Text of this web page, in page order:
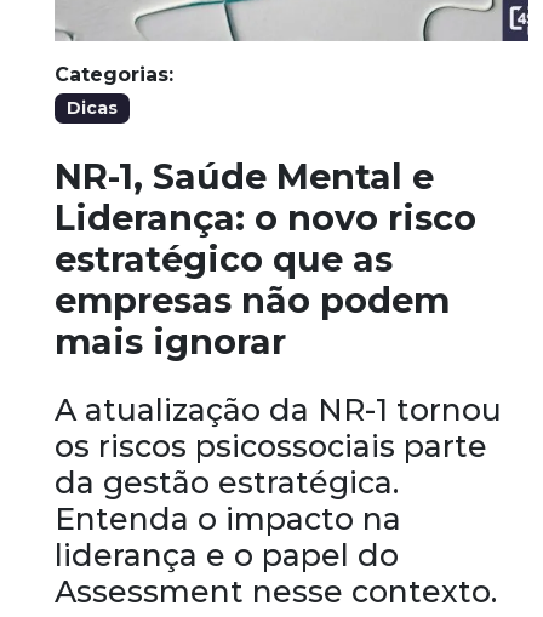
Categorias:
Dicas
NR-1, Saúde Mental e
Liderança: o novo risco
estratégico que as
empresas não podem
mais ignorar
A atualização da NR-1 tornou
os riscos psicossociais parte
da gestão estratégica.
Entenda o impacto na
liderança e o papel do
Assessment nesse contexto.